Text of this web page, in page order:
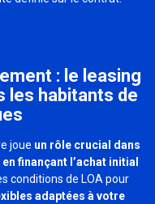
: le leasing
les habitants de
joue un rôle crucial dans
finançant l’achat initial
conditions de LOA pour
adaptées à votre